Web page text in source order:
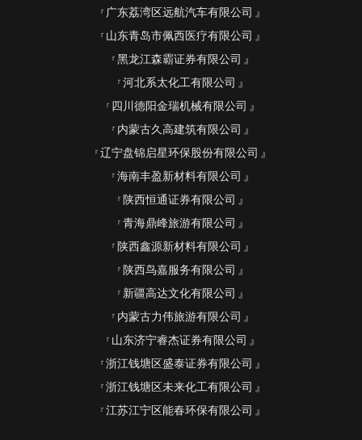
广东荔湾区远航汽车有限公司
山东青岛市佩西医疗有限公司
黑龙江森霸证券有限公司
河北系太化工有限公司
四川德阳金瑞机械有限公司
内蒙古久高建筑有限公司
辽宁盘锦启星环保股份有限公司
海南丰盈新材料有限公司
陕西恒通证券有限公司
青海鼎峰旅游有限公司
陕西鑫源新材料有限公司
陕西鸟嘉服务有限公司
新疆高达文化有限公司
内蒙古力伟旅游有限公司
山东济宁睿杰证券有限公司
浙江钱塘区盛泰证券有限公司
浙江钱塘区未来化工有限公司
江苏江宁区能春环保有限公司